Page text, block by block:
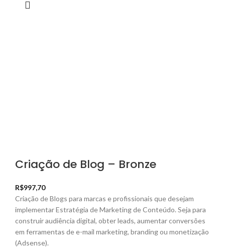
Criação de Blog – Bronze
R$997,70
Criação de Blogs para marcas e profissionais que desejam
implementar Estratégia de Marketing de Conteúdo. Seja para
construir audiência digital, obter leads, aumentar conversões
em ferramentas de e-mail marketing, branding ou monetização
(Adsense).